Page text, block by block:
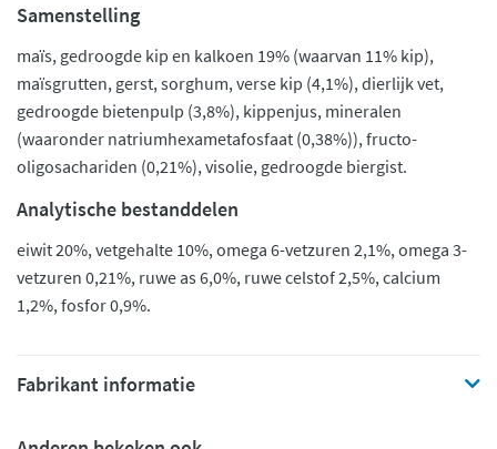
Samenstelling
maïs, gedroogde kip en kalkoen 19% (waarvan 11% kip),
maïsgrutten, gerst, sorghum, verse kip (4,1%), dierlijk vet,
gedroogde bietenpulp (3,8%), kippenjus, mineralen
(waaronder natriumhexametafosfaat (0,38%)), fructo-
oligosachariden (0,21%), visolie, gedroogde biergist.
Analytische bestanddelen
eiwit 20%, vetgehalte 10%, omega 6-vetzuren 2,1%, omega 3-
vetzuren 0,21%, ruwe as 6,0%, ruwe celstof 2,5%, calcium
1,2%, fosfor 0,9%.
Fabrikant informatie